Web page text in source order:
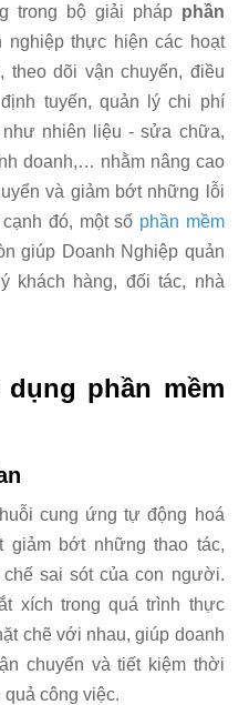
trong bộ giải pháp phần
nghiệp thực hiện các hoạt
theo dõi vận chuyển, điều
tuyến, quản lý chi phí
nhiên liệu - sửa chữa,
doanh,… nhằm nâng cao
và giảm bớt những lỗi
đó, một số phần mềm
giúp Doanh Nghiệp quản
khách hàng, đối tác, nhà
phần mềm
cung ứng tự động hoá
giảm bớt những thao tác,
sai sót của con người.
xích trong quá trình thực
chẽ với nhau, giúp doanh
chuyển và tiết kiệm thời
công việc.